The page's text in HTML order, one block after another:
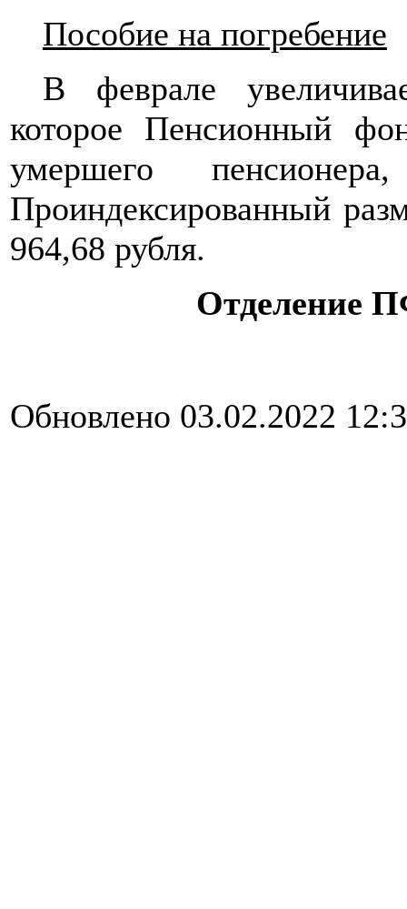
Пособие на погребение
В феврале
которое Пенсионный
умершего
Проиндексированный
964,68 рубля.
Отделение
Обновлено 03.02.2022